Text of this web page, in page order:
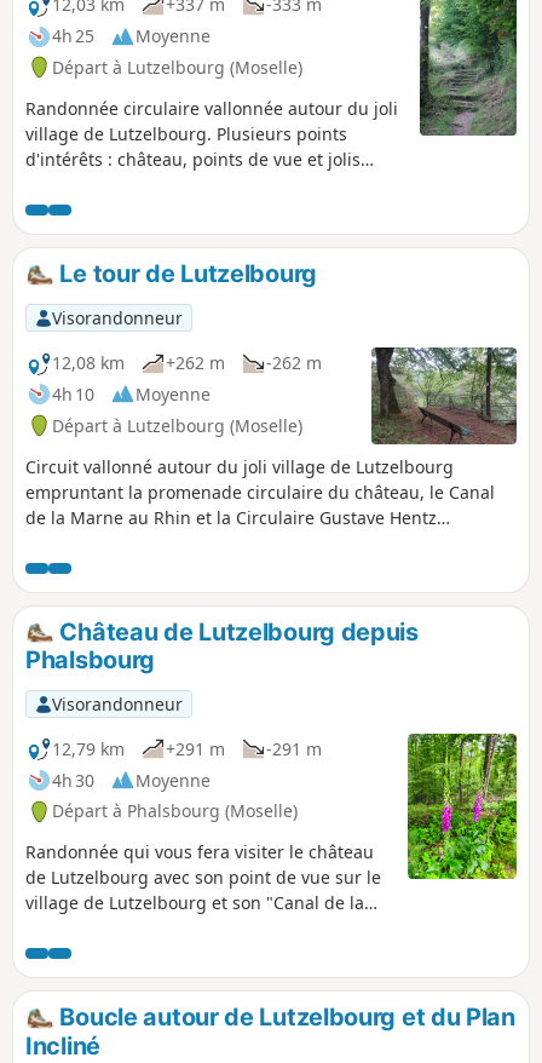
12,03 km
+337 m
-333 m
4h 25
Moyenne
Départ à Lutzelbourg (Moselle)
Randonnée circulaire vallonnée autour du joli
village de Lutzelbourg. Plusieurs points
d'intérêts : château, points de vue et jolis
Le tour de Lutzelbourg
Visorandonneur
12,08 km
+262 m
-262 m
4h 10
Moyenne
Départ à Lutzelbourg (Moselle)
Circuit vallonné autour du joli village de Lutzelbourg
empruntant la promenade circulaire du château, le Canal
de la Marne au Rhin et la Circulaire Gustave Hentz
dont Pulsfels Bellevue et le Krappenfels (Rocher du
Corbeau).
Château de Lutzelbourg depuis
Phalsbourg
Visorandonneur
12,79 km
+291 m
-291 m
4h 30
Moyenne
Départ à Phalsbourg (Moselle)
Randonnée qui vous fera visiter le château
de Lutzelbourg avec son point de vue sur le
village de Lutzelbourg et son "Canal de la
forestiers, sentiers dans la forêt et dans les
champs. Un peu de bitume néanmoins pour
la traversée des villages.
Boucle autour de Lutzelbourg et du Plan
Incliné